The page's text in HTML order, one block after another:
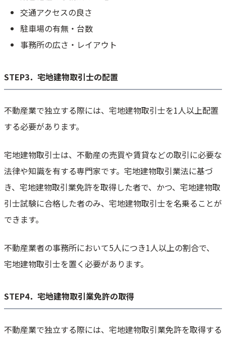
交通アクセスの良さ
駐車場の有無・台数
事務所の広さ・レイアウト
STEP3．宅地建物取引士の配置
不動産業で独立する際には、宅地建物取引士を1人以上配置
する必要があります。
宅地建物取引士は、不動産の売買や賃貸などの取引に必要な
法律や知識を有する専門家です。宅地建物取引業法に基づ
き、宅地建物取引業免許を取得した者で、かつ、宅地建物取
引士試験に合格した者のみ、宅地建物取引士を名乗ることが
できます。
不動産業者の事務所において5人につき1人以上の割合で、
宅地建物取引士を置く必要があります。
STEP4．宅地建物取引業免許の取得
不動産業で独立する際には、宅地建物取引業免許を取得する